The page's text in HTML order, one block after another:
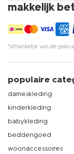
makkelijk
*afhankelijk van de
populaire
dameskleding
kinderkleding
babykleding
beddengoed
woonaccessoires